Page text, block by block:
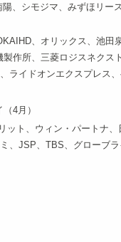
、シモジマ、みずほリー
、オリックス、池田
作所、三菱ロジスネクス
ライドオンエクスプレス
4月）
ト、ウィン・パートナ、
、JSP、TBS、グローブ